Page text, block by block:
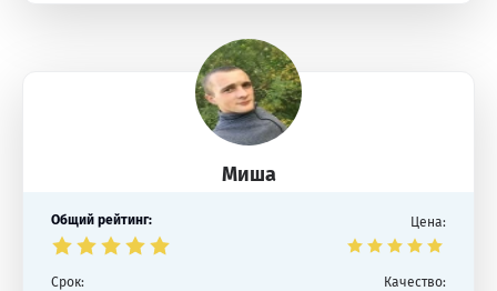
Миша
Общий рейтинг: Цена:
Срок: Качество: